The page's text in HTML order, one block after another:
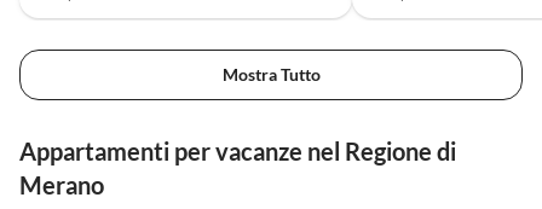
Mostra Tutto
Appartamenti per vacanze nel Regione di
Merano